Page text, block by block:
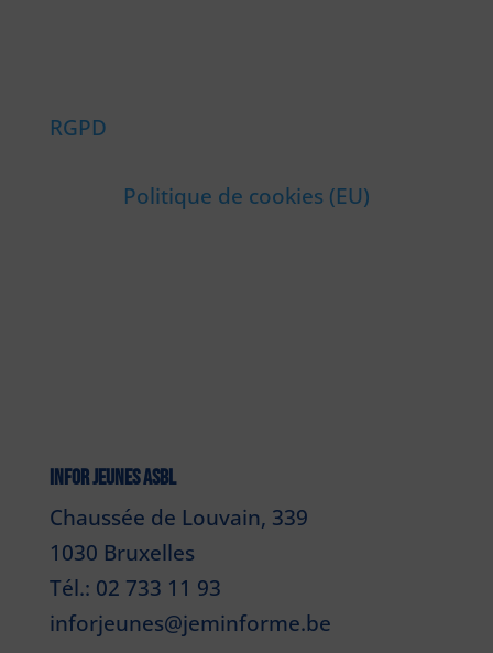
RGPD
Politique de cookies (EU)
INFOR JEUNES ASBL
Chaussée de Louvain, 339
1030 Bruxelles
Tél.: 02 733 11 93
inforjeunes@jeminforme.be